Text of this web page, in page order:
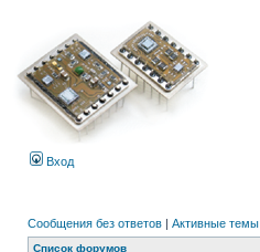
Вход
Сообщения без ответов | Активные темы
Список форумов